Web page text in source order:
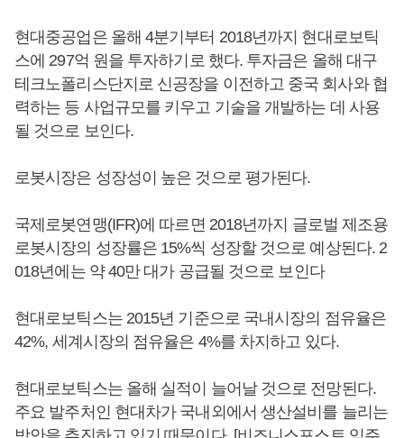
현대중공업은 올해 4분기부터 2018년까지 현대로보틱
스에 297억 원을 투자하기로 했다. 투자금은 올해 대구
테크노폴리스단지로 신공장을 이전하고 중국 회사와 협
력하는 등 사업규모를 키우고 기술을 개발하는 데 사용
될 것으로 보인다.
로봇시장은 성장성이 높은 것으로 평가된다.
국제로봇연맹(IFR)에 따르면 2018년까지 글로벌 제조용
로봇시장의 성장률은 15%씩 성장할 것으로 예상된다. 2
018년에는 약 40만 대가 공급될 것으로 보인다
현대로보틱스는 2015년 기준으로 국내시장의 점유율은
42%, 세계시장의 점유율은 4%를 차지하고 있다.
현대로보틱스는 올해 실적이 늘어날 것으로 전망된다.
주요 발주처인 현대차가 국내외에서 생산설비를 늘리는